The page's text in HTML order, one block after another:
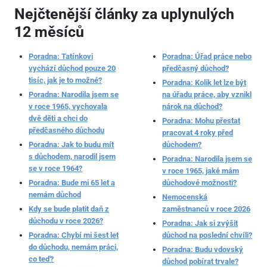
Nejčtenější články za uplynulých
12 měsíců
Poradna: Tatínkovi
vychází důchod pouze 20
tisíc, jak je to možné?
Poradna: Narodila jsem se
v roce 1965, vychovala
dvě děti a chci do
předčasného důchodu
Poradna: Jak to budu mít
s důchodem, narodil jsem
se v roce 1964?
Poradna: Bude mi 65 let a
nemám důchod
Kdy se bude platit daň z
důchodu v roce 2026?
Poradna: Chybí mi šest let
do důchodu, nemám práci,
co teď?
Poradna: Úřad práce nebo
předčasný důchod?
Poradna: Kolik let lze být
na úřadu práce, aby vznikl
nárok na důchod?
Poradna: Mohu přestat
pracovat 4 roky před
důchodem?
Poradna: Narodila jsem se
v roce 1965, jaké mám
důchodové možnosti?
Nemocenská
zaměstnanců v roce 2026
Poradna: Jak si zvýšit
důchod na poslední chvíli?
Poradna: Budu vdovský
důchod pobírat trvale?